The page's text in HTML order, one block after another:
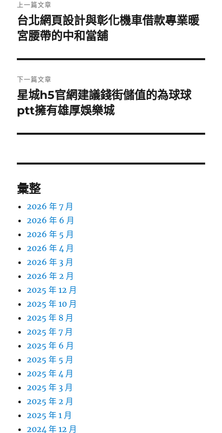
章
導
覽
上一篇文章
上
一
文
章:
台北網頁設計與彰化機車借款專業暖
宮腰帶的中和當舖
下一篇文章
下
一
文
星城h5官網建議錢街儲值的為球球
ptt擁有雄厚娛樂城
彙整
2026 年 7 月
2026 年 6 月
2026 年 5 月
2026 年 4 月
2026 年 3 月
2026 年 2 月
2025 年 12 月
2025 年 10 月
2025 年 8 月
2025 年 7 月
2025 年 6 月
2025 年 5 月
2025 年 4 月
2025 年 3 月
2025 年 2 月
2025 年 1 月
2024 年 12 月